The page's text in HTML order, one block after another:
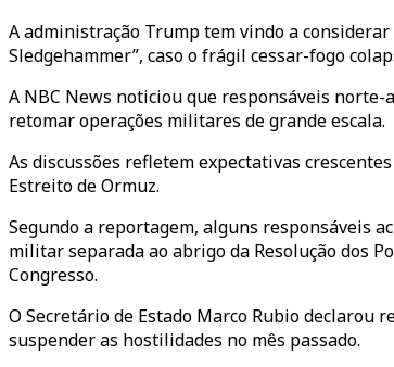
A administração Trump tem vindo a
Sledgehammer”, caso o frágil cessar-fogo
A NBC News noticiou que responsáveis
retomar operações militares de grande escala.
As discussões refletem expectativas
Estreito de Ormuz.
Segundo a reportagem, alguns responsáveis
militar separada ao abrigo da Resolução dos
Congresso.
O Secretário de Estado Marco Rubio declarou
suspender as hostilidades no mês passado.